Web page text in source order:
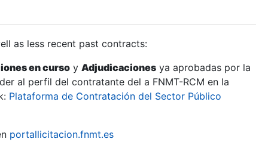
as less recent past contracts:
en curso y Adjudicaciones ya aprobadas por la
al perfil del contratante del a FNMT-RCM en la
Plataforma de Contratación del Sector Público
portallicitacion.fnmt.es